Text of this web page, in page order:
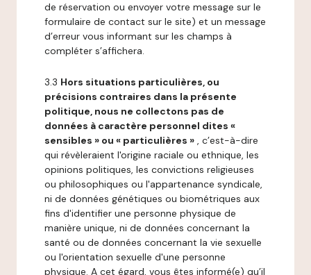
de réservation ou envoyer votre message sur le
formulaire de contact sur le site) et un message
d’erreur vous informant sur les champs à
compléter s’affichera.
3.3 Hors situations particulières, ou
précisions contraires dans la présente
politique, nous ne collectons pas de
données à caractère personnel dites «
sensibles » ou « particulières » , c’est-à-dire
qui révèleraient l'origine raciale ou ethnique, les
opinions politiques, les convictions religieuses
ou philosophiques ou l'appartenance syndicale,
ni de données génétiques ou biométriques aux
fins d'identifier une personne physique de
manière unique, ni de données concernant la
santé ou de données concernant la vie sexuelle
ou l'orientation sexuelle d'une personne
physique. A cet égard, vous êtes informé(e) qu’il